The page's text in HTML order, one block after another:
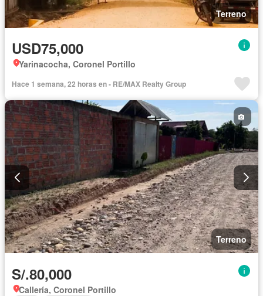
Terreno
USD75,000
Yarinacocha, Coronel Portillo
Hace 1 semana, 22 horas en - RE/MAX Realty Group
Terreno
S/.80,000
Callería, Coronel Portillo